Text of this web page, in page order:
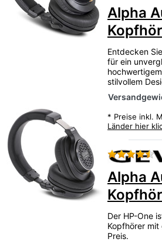
Alpha
Entdecken
für ein
stilvollem
* Preise inkl.
Länder hier
Alpha
Der HP-One
Kopfhörer
Preis.